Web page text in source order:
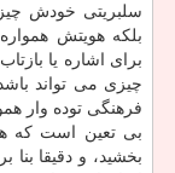
سلبریتی خودش چیز
بلكه هویتش
برای اشاره یا
چیزی می تواند
فرهنگی توده وار
بی تعین است كه
بخشید، و دقیقا